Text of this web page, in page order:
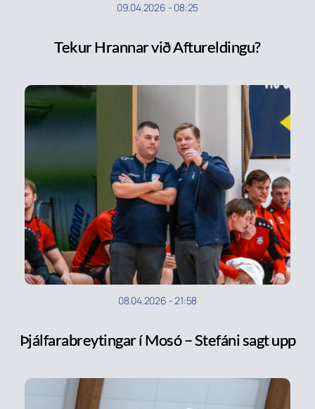
09.04.2026 - 08:25
Tekur Hrannar við Aftureldingu?
08.04.2026 -21:58
Þjálfarabreytingar í Mosó – Stefáni sagt upp